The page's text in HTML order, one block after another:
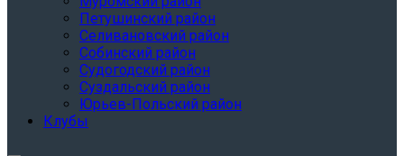
Петушинский район
Селивановский район
Собинский район
Судогодский район
Суздальский район
Юрьев-Польский район
Клубы